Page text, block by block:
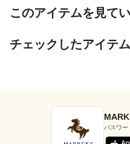
このアイテムを見て
チェックしたアイテム
パスワー